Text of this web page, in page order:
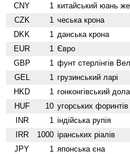
CNY 1 китайський юань
CZK 1 чеська крона
DKK 1 данська крона
EUR 1 Євро
GBP 1 фунт стерлінгів
GEL 1 грузинський ларі
HKD 1 гонконгівський
HUF 10 угорських форинтів
INR 1 індійська рупія
IRR 1000 іранських ріалів
JPY 1 японська єна